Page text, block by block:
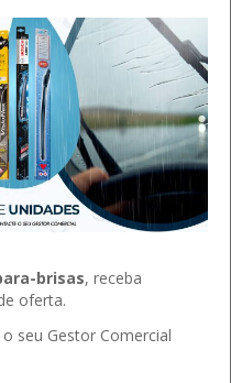
brisas, receba
oferta.
seu Gestor Comercial